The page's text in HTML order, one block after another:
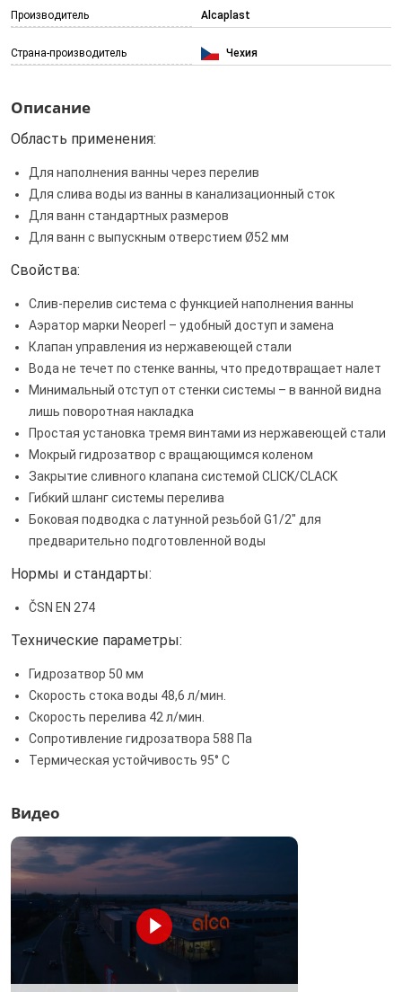
Производитель Alcaplast
Страна-производитель Чехия
Описание
Область применения:
Для наполнения ванны через перелив
Для слива воды из ванны в канализационный сток
Для ванн стандартных размеров
Для ванн с выпускным отверстием Ø52 мм
Свойства:
Слив-перелив система с функцией наполнения ванны
Аэратор марки Neoperl – удобный доступ и замена
Клапан управления из нержавеющей стали
Вода не течет по стенке ванны, что предотвращает налет
Минимальный отступ от стенки системы – в ванной видна
лишь поворотная накладка
Простая установка тремя винтами из нержавеющей стали
Мокрый гидрозатвор с вращающимся коленом
Закрытие сливного клапана системой CLICK/CLACK
Гибкий шланг системы перелива
Боковая подводка с латунной резьбой G1/2" для
предварительно подготовленной воды
Нормы и стандарты:
ČSN EN 274
Технические параметры:
Гидрозатвор 50 мм
Скорость стока воды 48,6 л/мин.
Скорость перелива 42 л/мин.
Сопротивление гидрозатвора 588 Па
Термическая устойчивость 95° С
Видео